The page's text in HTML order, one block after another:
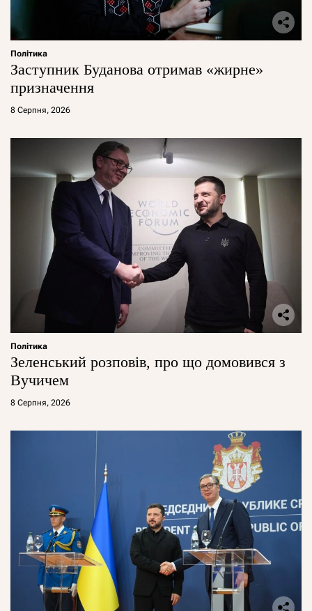
Політика
Заступник Буданова отримав «жирне»
призначення
8 Серпня, 2026
Політика
Зеленський розповів, про що домовився з
Вучичем
8 Серпня, 2026